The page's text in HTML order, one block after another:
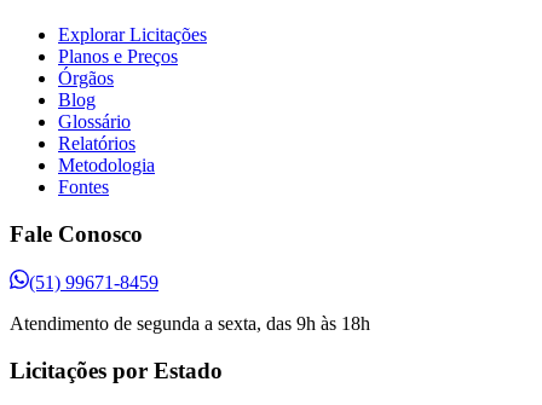
Explorar Licitações
Planos e Preços
Órgãos
Blog
Glossário
Relatórios
Metodologia
Fontes
Fale Conosco
(51) 99671-8459
Atendimento de segunda a sexta, das 9h às 18h
Licitações por Estado